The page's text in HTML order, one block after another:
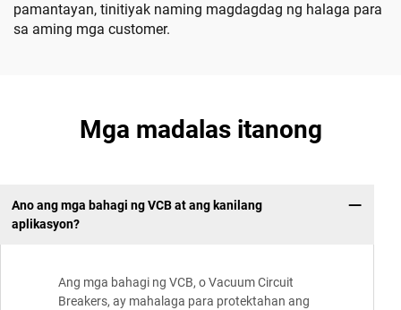
pamantayan, tinitiyak naming magdagdag ng halaga para
sa aming mga customer.
Mga madalas itanong
Ano ang mga bahagi ng VCB at ang kanilang
aplikasyon?
Ang mga bahagi ng VCB, o Vacuum Circuit
Breakers, ay mahalaga para protektahan ang